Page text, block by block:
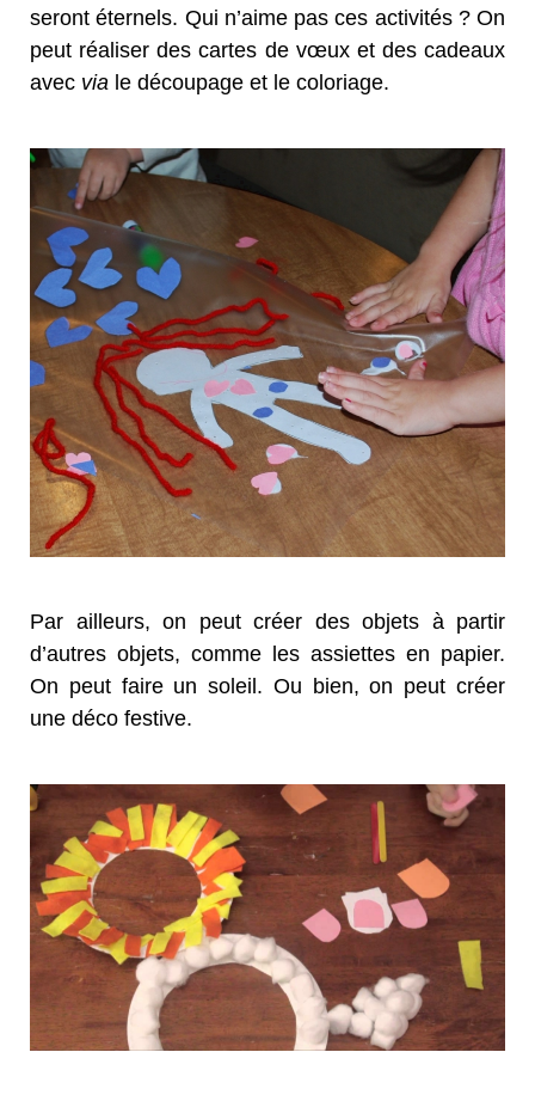
seront éternels. Qui n’aime pas ces activités ? On
peut réaliser des cartes de vœux et des cadeaux
avec via le découpage et le coloriage.
Par ailleurs, on peut créer des objets à partir
d’autres objets, comme les assiettes en papier.
On peut faire un soleil. Ou bien, on peut créer
une déco festive.